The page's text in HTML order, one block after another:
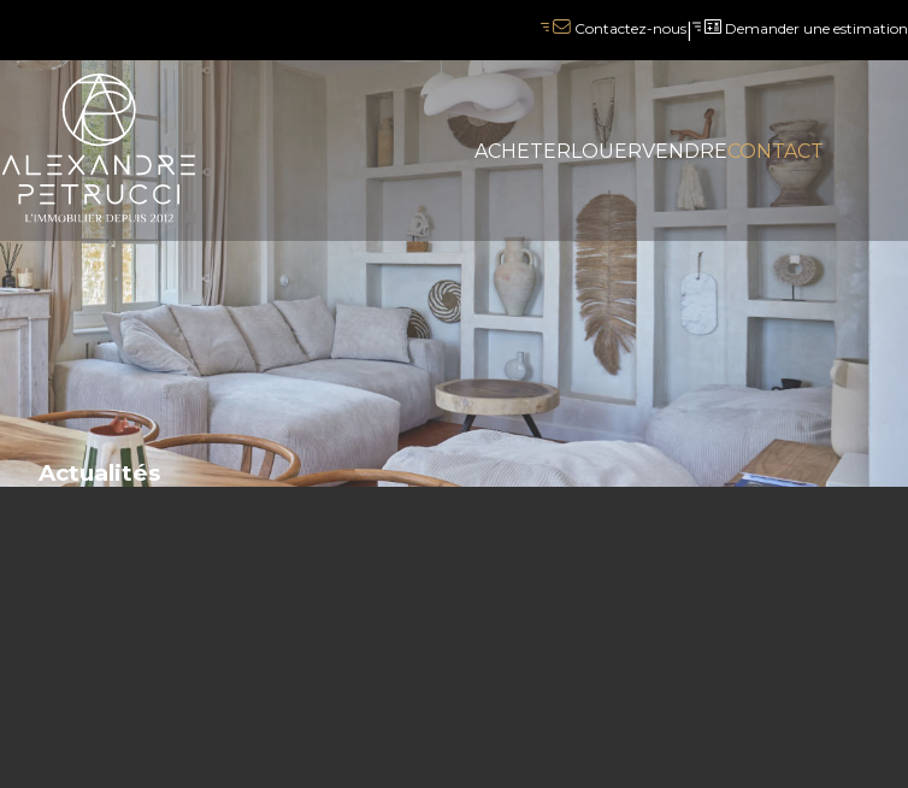
Contactez-nous Demander une estimation
ACHETERLOUERVENDRECONTACT
Actualités